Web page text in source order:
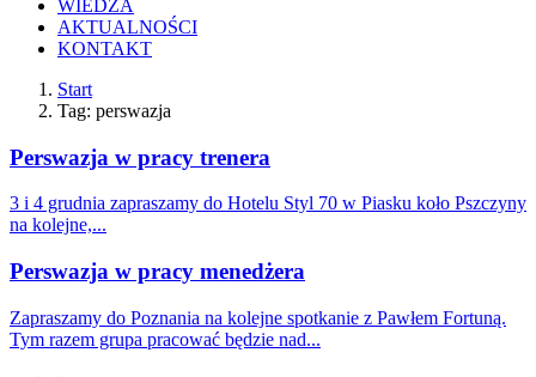
WIEDZA
AKTUALNOŚCI
KONTAKT
Start
Tag: perswazja
Perswazja w pracy trenera
3 i 4 grudnia zapraszamy do Hotelu Styl 70 w Piasku koło Pszczyny
na kolejne,...
Perswazja w pracy menedżera
Zapraszamy do Poznania na kolejne spotkanie z Pawłem Fortuną.
Tym razem grupa pracować będzie nad...